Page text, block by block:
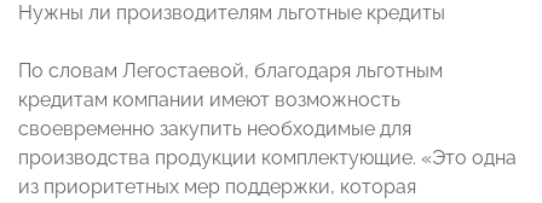
Нужны ли производителям льготные кредиты
По словам Легостаевой, благодаря льготным
кредитам компании имеют возможность
своевременно закупить необходимые для
производства продукции комплектующие. «Это одна
из приоритетных мер поддержки, которая